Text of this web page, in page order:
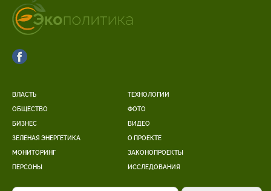
ВЛАСТЬ
ОБЩЕСТВО
БИЗНЕС
ЗЕЛЕНАЯ ЭНЕРГЕТИКА
МОНИТОРИНГ
ПЕРСОНЫ
ТЕХНОЛОГИИ
ФОТО
ВИДЕО
О ПРОЕКТЕ
ЗАКОНОПРОЕКТЫ
ИССЛЕДОВАНИЯ